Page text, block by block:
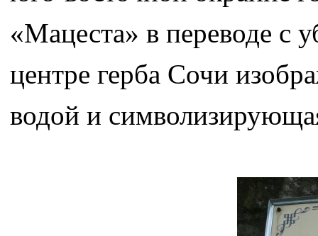
«Мацеста» в переводе с
центре герба Сочи
водой и